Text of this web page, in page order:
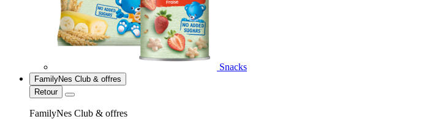
Snacks
FamilyNes Club & offres
Retour
FamilyNes Club & offres